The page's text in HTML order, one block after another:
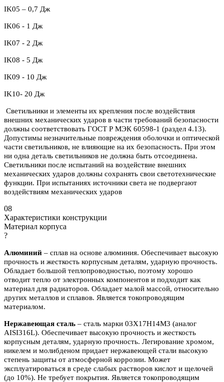
IK05 – 0,7 Дж
IK06 - 1 Дж
IK07 - 2 Дж
IK08 - 5 Дж
IK09 - 10 Дж
IK10- 20 Дж
Светильники и элементы их крепления после воздействия
внешних механических ударов в части требований безопасности
должны соответствовать ГОСТ Р МЭК 60598-1 (раздел 4.13).
Допустимы незначительные повреждения оболочки и оптической
части светильников, не влияющие на их безопасность. При этом
ни одна деталь светильников не должна быть отсоединена.
Светильники после испытаний на воздействие внешних
механических ударов должны сохранять свои светотехнические
функции. При испытаниях источники света не подвергают
воздействиям механических ударов
08
Характеристики конструкции
Материал корпуса
?
Алюминий – сплав на основе алюминия. Обеспечивает высокую
прочность и жесткость корпусным деталям, ударную прочность.
Обладает большой теплопроводностью, поэтому хорошо
отводит тепло от электронных компонентов и подходит как
материал для радиаторов. Обладает малой массой, относительно
других металлов и сплавов. Является токопроводящим
материалом.
Нержавеющая сталь – сталь марки 03Х17Н14М3 (аналог
AISI316L). Обеспечивает высокую прочность и жесткость
корпусным деталям, ударную прочность. Легирование хромом,
никелем и молибденом придает нержавеющей стали высокую
степень защиты от атмосферной коррозии. Может
эксплуатироваться в среде слабых растворов кислот и щелочей
(до 10%). Не требует покрытия. Является токопроводящим